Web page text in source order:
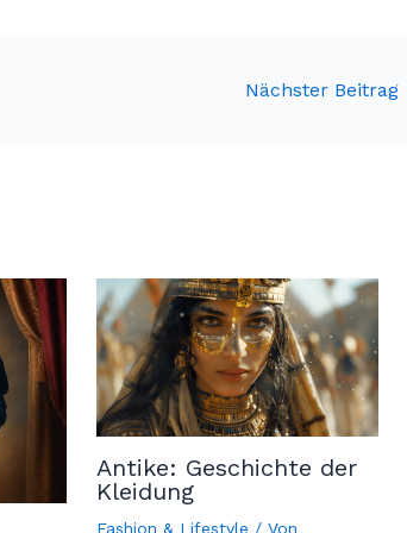
Nächster Beitrag
Antike: Geschichte der
Kleidung
Fashion & Lifestyle / Von